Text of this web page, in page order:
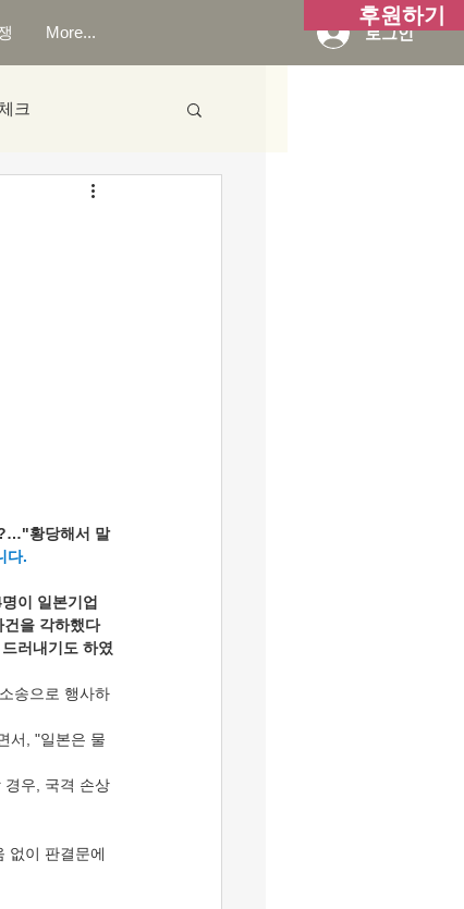
More... 로그인
후원하기
크
황당해서 말
다.
이 일본기업
을 각하했다
러내기도 하였
송으로 행사하
서, "일본은 물
우, 국격 손상
없이 판결문에